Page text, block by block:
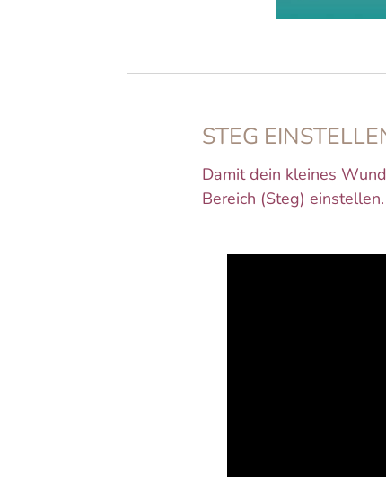
STEG
Damit dein kleines
Bereich (Steg)